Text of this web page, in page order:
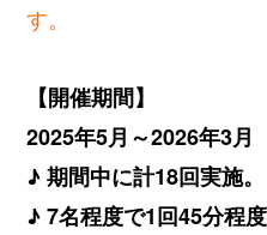
す。
【開催期間】
2025年5月～2026年3月
♪ 期間中に計18回実施。
♪ 7名程度で1回45分程